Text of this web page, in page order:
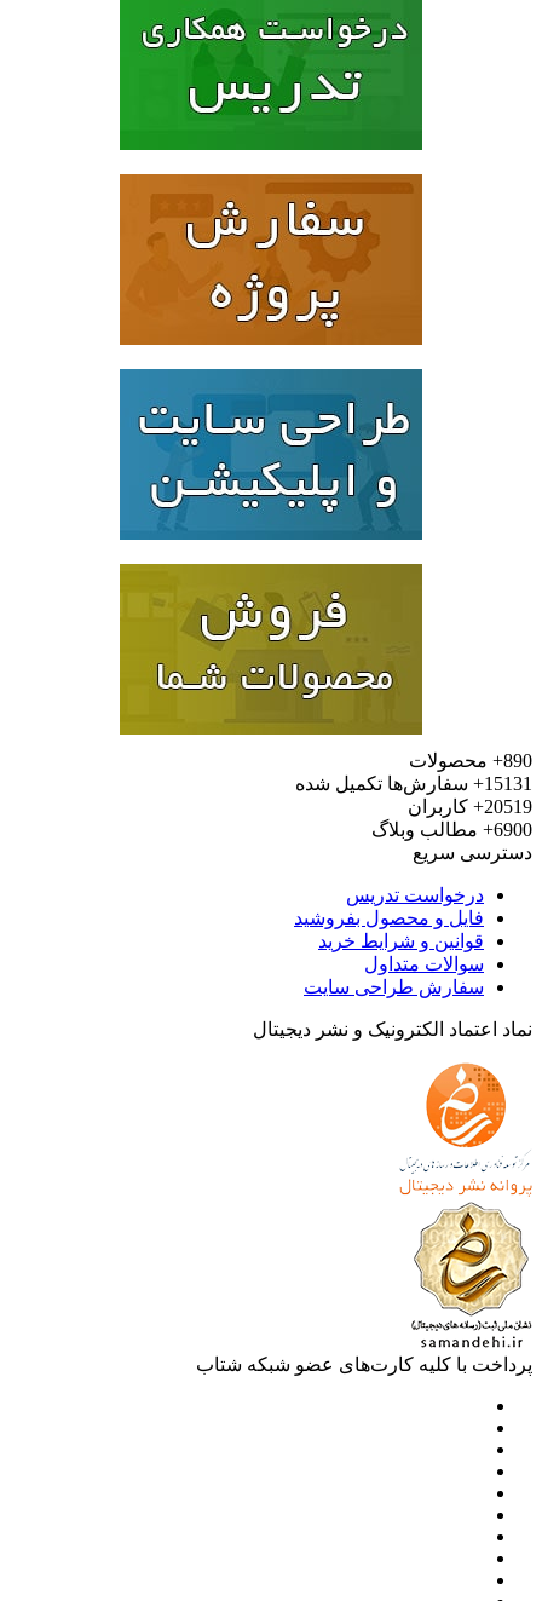
محصولات
سفارش‌ها تکمیل شده
کاربران
مطالب وبلاگ
سریع
درخواست تدریس
فایل و محصول بفروشید
قوانین و شرایط خرید
سوالات متداول
سفارش طراحی سایت
اعتماد الکترونیک و نشر دیجیتال
با کلیه کارت‌های عضو شبکه شتاب